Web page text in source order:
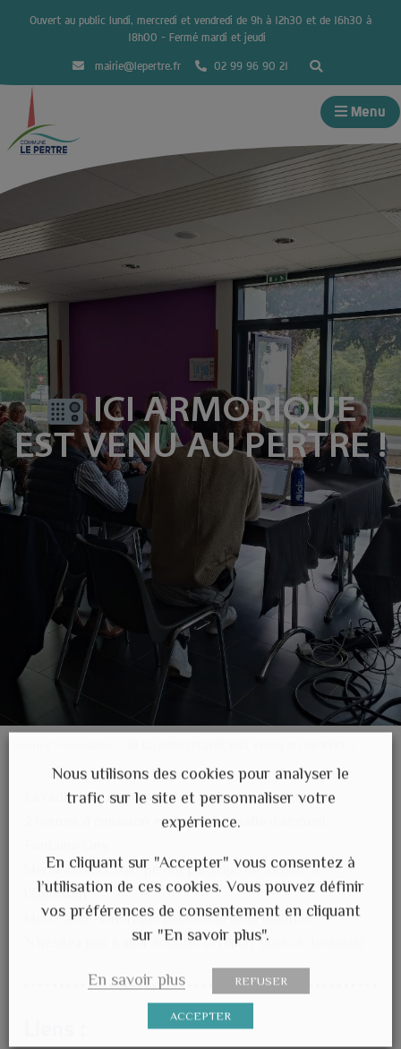
Ouvert au public lundi, mercredi et vendredi de 9h à 12h30 et de 16h30 à
18h00 – Fermé mardi et jeudi
mairie@lepertre.fr 02 99 96 90 21
Menu
ICI ARMORIQUE
EST VENU AU PERTRE !
La radio Ici Armorique était au Pertre ce matin.
2 heures d’émission en direct à la salle d’accueil
Merci à tous ceux qui ont participé ou assisté à
l’émission.
Merci à Ici Armorique pour cette belle matinée.
N’hésitez pas à aller écouter le replay (lien ci-dessous)
Nous utilisons des cookies pour analyser le
trafic sur le site et personnaliser votre
expérience.
En cliquant sur "Accepter" vous consentez à
l’utilisation de ces cookies. Vous pouvez définir
vos préférences de consentement en cliquant
sur "En savoir plus".
En savoir plus REFUSER
ACCEPTER